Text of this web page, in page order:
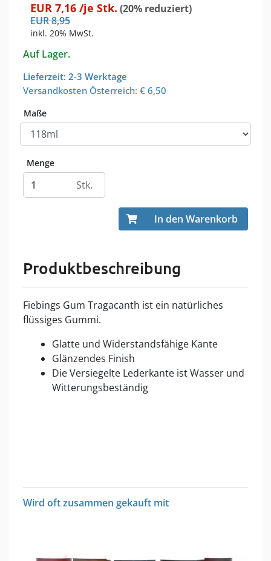
EUR 7,16 /je Stk. (20% reduziert)
EUR8,95
inkl. 20% MwSt.
Auf Lager.
Lieferzeit: 2-3 Werktage
Versandkosten Österreich: € 6,50
Maße
Menge
Stk.
In den Warenkorb
Produktbeschreibung
Fiebings Gum Tragacanth ist ein natürliches
flüssiges Gummi.
Glatte und Widerstandsfähige Kante
Glänzendes Finish
Die Versiegelte Lederkante ist Wasser und
Witterungsbeständig
Wird oft zusammen gekauft mit